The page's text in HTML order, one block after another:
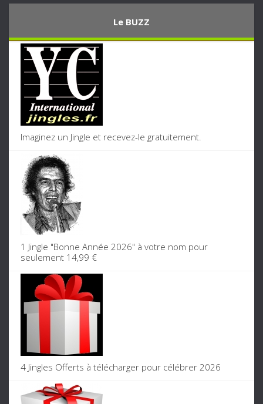
Le BUZZ
Imaginez un Jingle et recevez-le gratuitement.
1 Jingle "Bonne Année 2026" à votre nom pour
seulement 14,99 €
4 Jingles Offerts à télécharger pour célébrer 2026